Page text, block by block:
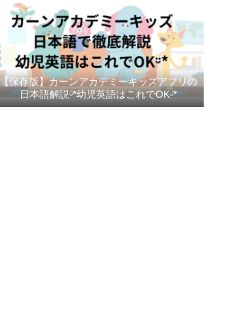
【保存版】カーンアカデミーキッズアプリの
日本語解説ᵕ̈*幼児英語はこれでOKᵕ̈*